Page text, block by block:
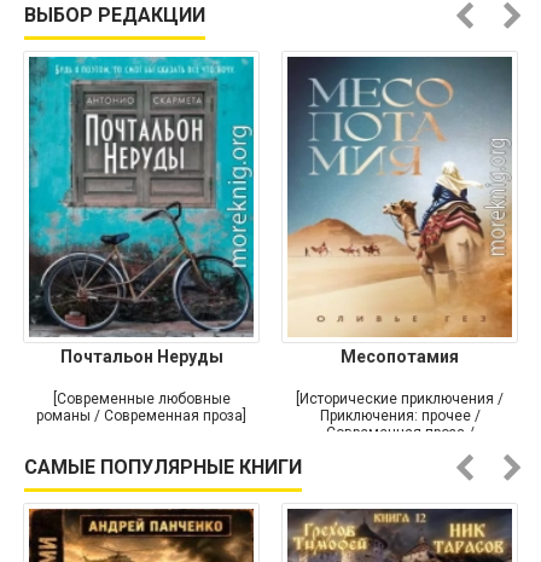
ВЫБОР РЕДАКЦИИ
Почтальон Неруды
[Современные любовные
романы / Современная проза]
Месопотамия
[Исторические приключения /
Приключения: прочее /
Современная проза /
САМЫЕ ПОПУЛЯРНЫЕ КНИГИ